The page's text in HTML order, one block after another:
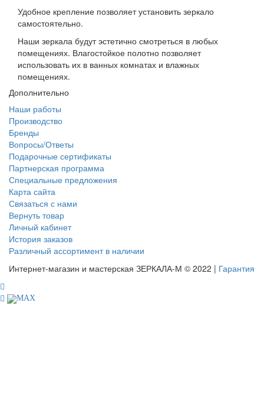
Удобное крепление позволяет установить зеркало
самостоятельно.
Наши зеркала будут эстетично смотреться в любых
помещениях. Влагостойкое полотно позволяет
использовать их в ванных комнатах и влажных
помещениях.
Дополнительно
Наши работы
Производство
Бренды
Вопросы/Ответы
Подарочные сертификаты
Партнерская программа
Специальные предложения
Карта сайта
Связаться с нами
Вернуть товар
Личный кабинет
История заказов
Различный ассортимент в наличии
Интернет-магазин и мастерская ЗЕРКАЛА-М © 2022 | Гарантия